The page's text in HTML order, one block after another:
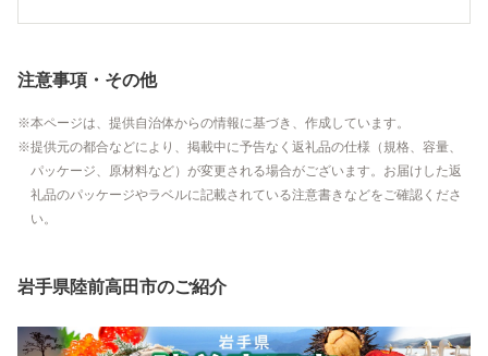
注意事項・その他
本ページは、提供自治体からの情報に基づき、作成しています。
提供元の都合などにより、掲載中に予告なく返礼品の仕様（規格、容量、
パッケージ、原材料など）が変更される場合がございます。お届けした返
礼品のパッケージやラベルに記載されている注意書きなどをご確認くださ
い。
岩手県陸前高田市のご紹介